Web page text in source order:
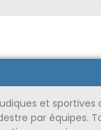
et
par équipes.